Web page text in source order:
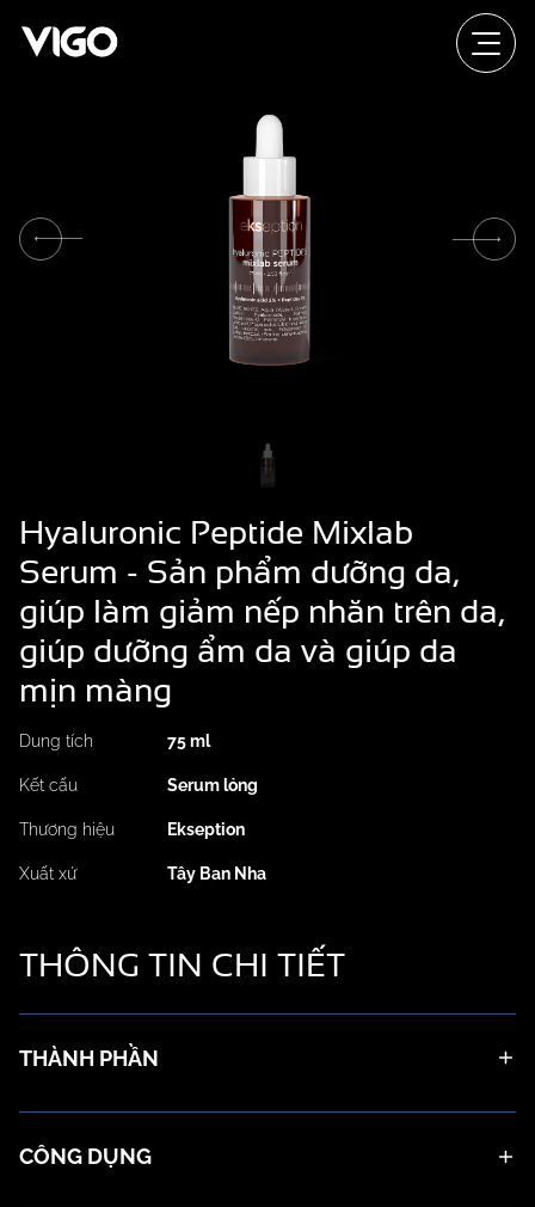
Hyaluronic Peptide Mixlab
Serum - Sản phẩm dưỡng da,
giúp làm giảm nếp nhăn trên da,
giúp dưỡng ẩm da và giúp da
mịn màng
Dung tích 75 ml
Kết cấu Serum lỏng
Thương hiệu Ekseption
Xuất xứ Tây Ban Nha
THÔNG TIN CHI TIẾT
THÀNH PHẦN
CÔNG DỤNG